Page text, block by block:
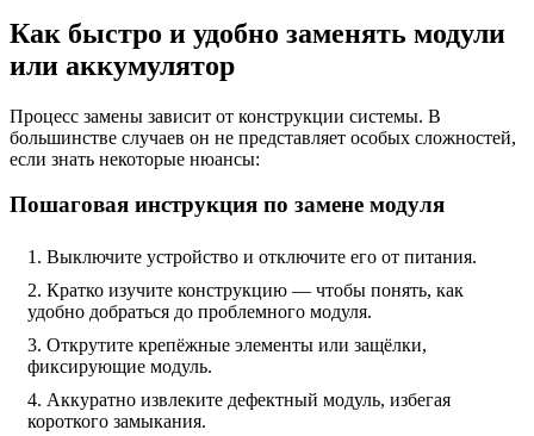
Как быстро и удобно заменять модули
или аккумулятор
Процесс замены зависит от конструкции системы. В
большинстве случаев он не представляет особых сложностей,
если знать некоторые нюансы:
Пошаговая инструкция по замене модуля
Выключите устройство и отключите его от питания.
Кратко изучите конструкцию — чтобы понять, как
удобно добраться до проблемного модуля.
Открутите крепёжные элементы или защёлки,
фиксирующие модуль.
Аккуратно извлеките дефектный модуль, избегая
короткого замыкания.